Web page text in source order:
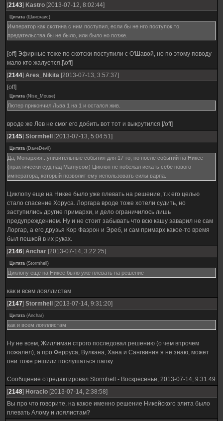
[2143] Kastro [2013-07-12, 8:02:44]
Цитата (Шаискаис)
Император как скотина с ним поступил, если бы не нго поступок то
предательства бы не было, или было но позже.
[off] Эфирные тоже по скотски поступили с О'Шавой, но по этому поводу
мало кто жалуется.[\off]
[2144] Ares_Nikita [2013-07-13, 3:57:37]
[off]
Цитата (Nise_Mouse)
Лютер прикончил Льва 1 на 1 и остался жив.
вроде же Лев не смог его добить вот тот и выкрутился [/off]
[2145] Stormhell [2013-07-13, 5:04:51]
Цитата (DaveDevil )
Да, Монархия...унизительные события для 17-го, но после событий на Никее
(практически суд над Магнусом) Циклоп не побежал искать себе нового
императора, который позволит ему использовать силы варпа.
Циклопу еще на Никее было уже плевать на решение, т.к его целью
стало спасение Хоруса. Лоргара вроде тоже хотели судить, но
заступились другие примархи, и дело ограничилось лишь
предупреждением. Ну и не стоит забывать что всю кашу заварил не сам
Лоргар, а его друзья Кор Фаэрон и Эреб, и сам примарх какое-то время
был пешкой в их руках.
[2146] Anchar [2013-07-14, 3:22:25]
Цитата (Stormhell )
Циклопу еще на Никее было уже плевать на решение
как и всем лояллистам
[2147] Stormhell [2013-07-14, 9:31:20]
Цитата (Anchar)
как и всем лояллистам
Ну не всем, Жиллиман строго последовал решению (о чем впрочем
пожалел), а про Ферруса, Вулкана, Хана и Сангвиния я не знаю, может
они тоже решили послушаться папку.
Сообщение отредактировал Stormhell - Воскресенье, 2013-07-14, 9:31:49
[2148] Horacio [2013-07-14, 2:38:58]
Вы про что говорите, на какое именно решение Никейского элита было
плевать Алому и лоялистам?